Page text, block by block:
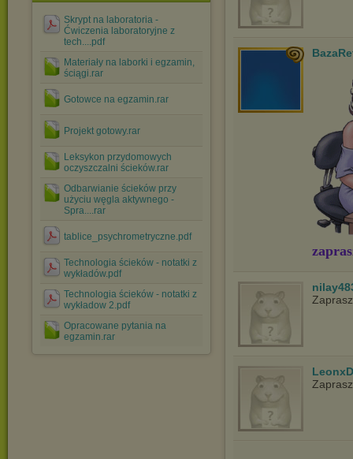
Skrypt na laboratoria -
Ćwiczenia laboratoryjne z
tech....pdf
Materiały na laborki i egzamin,
ściągi.rar
Gotowce na egzamin.rar
Projekt gotowy.rar
Leksykon przydomowych
oczyszczalni ścieków.rar
Odbarwianie ścieków przy
użyciu węgla aktywnego -
Spra....rar
tablice_psychrometryczne.pdf
Technologia ścieków - notatki z
wykładów.pdf
Technologia ścieków - notatki z
wykładow 2.pdf
Opracowane pytania na
egzamin.rar